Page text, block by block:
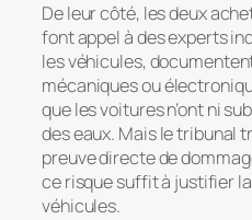
De leur côté, les deux
font appel à des experts
les véhicules,
mécaniques ou
que les voitures n’ont ni
des eaux. Mais le tribunal
preuve directe de
ce risque suffit à justifier
véhicules.